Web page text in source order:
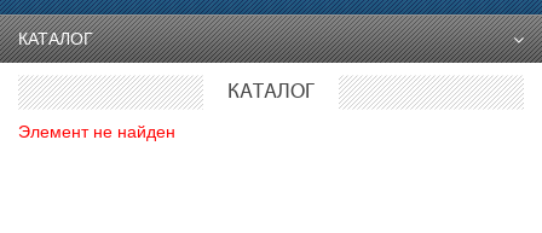
КАТАЛОГ
КАТАЛОГ
Элемент не найден